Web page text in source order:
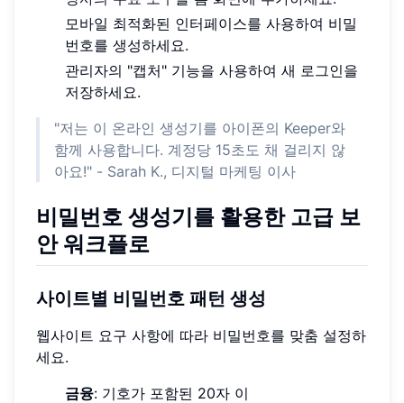
모바일 최적화된 인터페이스를 사용하여 비밀
번호를 생성하세요.
관리자의 "캡처" 기능을 사용하여 새 로그인을
저장하세요.
"저는 이 온라인 생성기를 아이폰의 Keeper와
함께 사용합니다. 계정당 15초도 채 걸리지 않
아요!" - Sarah K., 디지털 마케팅 이사
비밀번호 생성기를 활용한 고급 보
안 워크플로
사이트별 비밀번호 패턴 생성
웹사이트 요구 사항에 따라 비밀번호를 맞춤 설정하
세요.
금융: 기호가 포함된 20자 이